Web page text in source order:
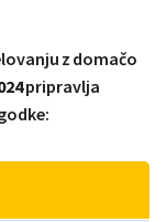
z domačo
pripravlja